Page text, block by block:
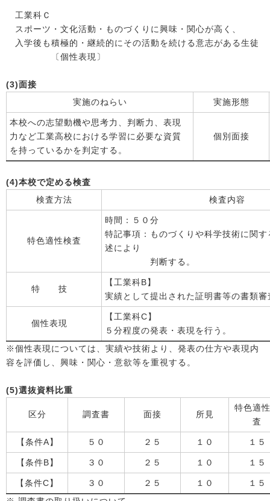
工業科Ｃ
スポーツ・文化活動・ものづくりに興味・関心が高く、
入学後も積極的・継続的にその活動を続ける意志がある生徒
〔個性表現〕
(3)面接
実施のねらい
実施形態
本校への志望動機や思考力、判断力、表現
力など工業高校における学習に必要な資質
を持っているかを判定する。
個別面接
(4)本校で定める検査
検査方法
検査内容
特色適性検査
時間：５０分
特記事項：ものづくりや科学技術に関
述により
判断する。
特 技
【工業科B】
実績として提出された証明書等の書類審
個性表現
【工業科C】
５分程度の発表・表現を行う。
※個性表現については、実績や技術より、発表の仕方や表現内
容を評価し、興味・関心・意欲等を重視する。
(5)選抜資料比重
区分 調査書 面接 所見
特色適
査
【条件A】 ５０ ２５ １０ １５
【条件B】 ３０ ２５ １０ １５
【条件C】 ３０ ２５ １０
１５